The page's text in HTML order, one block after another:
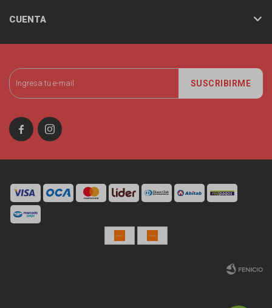
SUSCRIBIRME
 
CUENTA